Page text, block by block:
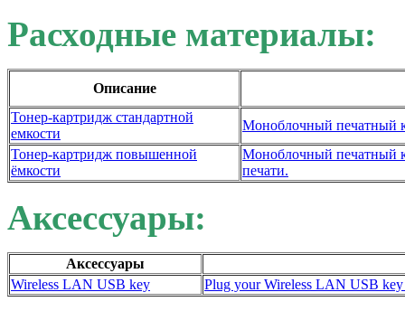
Расходные материалы:
Описание
Тонер-картридж стандартной
емкости
Моноблочный печатный
Тонер-картридж повышенной
ёмкости
Моноблочный печатный
печати.
Аксессуары:
Аксессуары
Wireless LAN USB key
Plug your Wireless LAN USB